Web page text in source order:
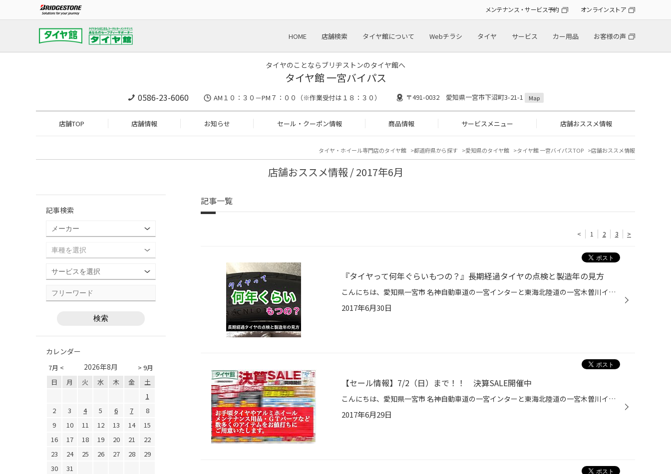
メンテナンス・サービス予約 オンラインストア
HOME 店舗検索 タイヤ館について Webチラシ タイヤ サービス カー用品 お客様の声
タイヤのことならブリヂストンのタイヤ館へ
タイヤ館 一宮バイパス
0586-23-6060 AM１０：３０－PM７：００（※作業受付は１８：３０） 〒491-0032 愛知県一宮市下沼町3-21-1 Map
店舗TOP 店舗情報 お知らせ セール・クーポン情報 商品情報 サービスメニュー 店舗おススメ情報
タイヤ・ホイール専門店のタイヤ館 都道府県から探す 愛知県のタイヤ館 タイヤ館 一宮バイパスTOP 店舗おススメ情報
店舗おススメ情報 / 2017年6月
記事一覧
< 1 2 3 >
『タイヤって何年ぐらいもつの？』長期経過タイヤの点検と製造年の見方
こんにちは、愛知県一宮市 名神自動車道の一宮インターと東海北陸道の一宮木曽川インターの間くらいにあるタイヤ館一宮バイパス店です。 タイヤ点検の際お客様からよくいただくご質問について参考になればとおもい書かせていただきます。 みなさんがタイヤ交換を検討されるきっかけは、「溝が少なく...
2017年6月30日
【セール情報】7/2（日）まで！！ 決算SALE開催中
こんにちは、愛知県一宮市 名神自動車道の一宮インターと東海北陸道の一宮木曽川インターの間くらいにあるタイヤ館一宮バイパス店です。 当店では 『2017年上半期の決算ＳＡＬＥ！ちゃんと買いの集中得市』の開催中です！！ ご用意しました、お求めやすいタイヤ！！ お手配できます、アルミホイール...
2017年6月29日
記事検索
カレンダー
7月 < > 9月
2026年8月
日 月 火 水 木 金
土
1
2
3 4 5 6 7
8
9
10 11 12 13 14
15
16
17 18 19 20 21
22
23
24 25 26 27 28
29
30
31